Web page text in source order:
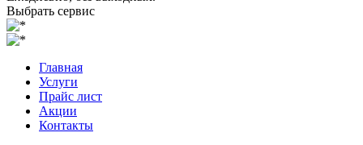
Выбрать сервис
Главная
Услуги
Прайс лист
Акции
Контакты